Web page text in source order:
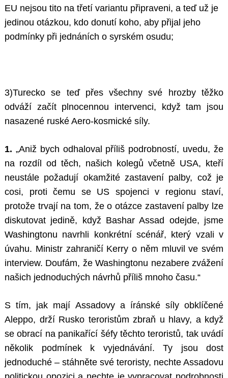
EU nejsou tito na třetí variantu připraveni, a teď už je
jedinou otázkou, kdo donutí koho, aby přijal jeho
podmínky při jednáních o syrském osudu;
3)Turecko se teď přes všechny své hrozby těžko
odváží začít plnocennou intervenci, když tam jsou
nasazené ruské Aero-kosmické síly.
1. „Aniž bych odhaloval příliš podrobností, uvedu, že
na rozdíl od těch, našich kolegů včetně USA, kteří
neustále požadují okamžité zastavení palby, což je
cosi, proti čemu se US spojenci v regionu staví,
protože trvají na tom, že o otázce zastavení palby lze
diskutovat jedině, když Bashar Assad odejde, jsme
Washingtonu navrhli konkrétní scénář, který vzali v
úvahu. Ministr zahraničí Kerry o něm mluvil ve svém
interview. Doufám, že Washingtonu nezabere zvážení
našich jednoduchých návrhů příliš mnoho času.“
S tím, jak mají Assadovy a íránské síly obklíčené
Aleppo, drží Rusko teroristům zbraň u hlavy, a když
se obrací na panikařící šéfy těchto teroristů, tak uvádí
několik podmínek k vyjednávání. Ty jsou dost
jednoduché – stáhněte své teroristy, nechte Assadovu